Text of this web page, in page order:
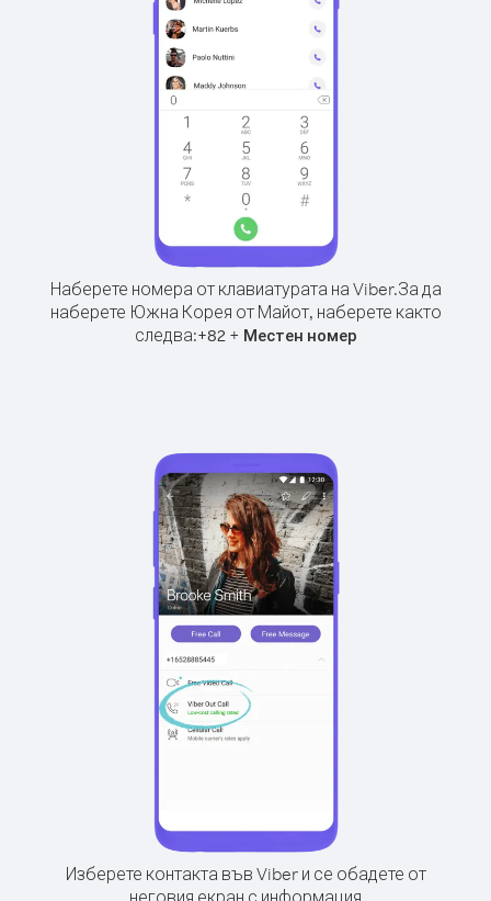
Наберете номера от клавиатурата на Viber.За да
наберете Южна Корея от Майот, наберете както
следва:+82+ Местен номер
Изберете контакта във Viber и се обадете от
неговия екран с информация